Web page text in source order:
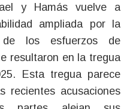
y Hamás vuelve a
ampliada por la
de los esfuerzos de
resultaron en la tregua
Esta tregua parece
recientes acusaciones